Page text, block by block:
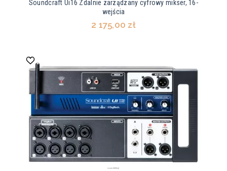
Soundcraft Ui16 Zdalnie zarządzany cyfrowy mikser, 16-
wejścia
2 175,00 zł